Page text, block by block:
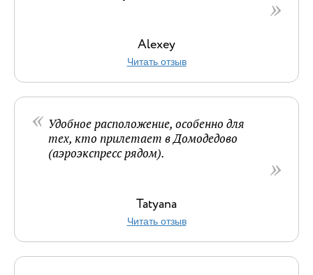
Alexey
Читать отзыв
Удобное расположение, особенно для
тех, кто прилетает в Домодедово
(аэроэкспресс рядом).
Tatyana
Читать отзыв